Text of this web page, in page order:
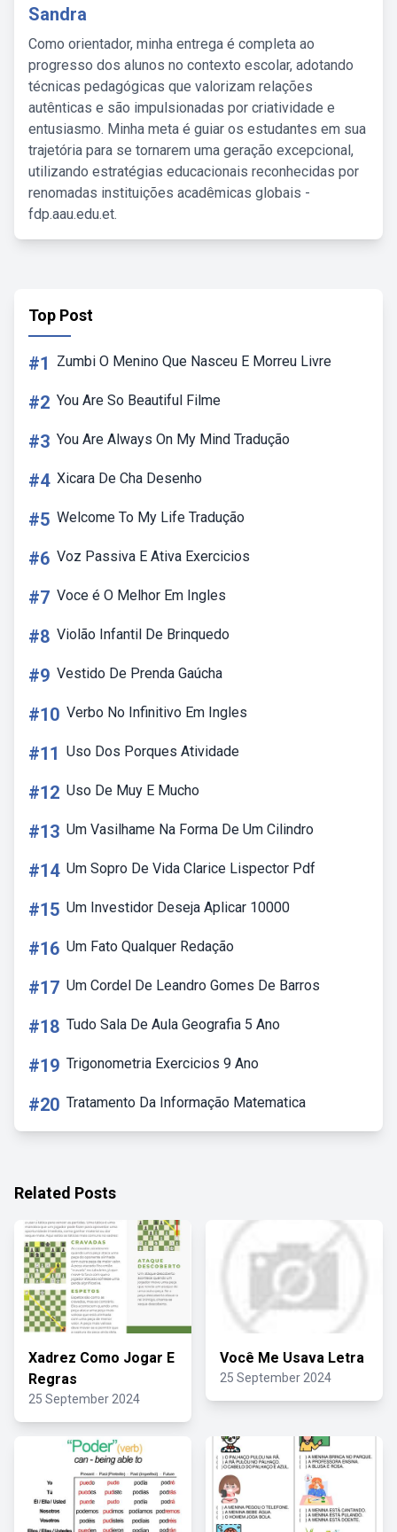
Sandra
Como orientador, minha entrega é completa ao
progresso dos alunos no contexto escolar, adotando
técnicas pedagógicas que valorizam relações
autênticas e são impulsionadas por criatividade e
entusiasmo. Minha meta é guiar os estudantes em sua
trajetória para se tornarem uma geração excepcional,
utilizando estratégias educacionais reconhecidas por
renomadas instituições acadêmicas globais -
fdp.aau.edu.et.
Top Post
#1 Zumbi O Menino Que Nasceu E Morreu Livre
#2 You Are So Beautiful Filme
#3 You Are Always On My Mind Tradução
#4 Xicara De Cha Desenho
#5 Welcome To My Life Tradução
#6 Voz Passiva E Ativa Exercicios
#7 Voce é O Melhor Em Ingles
#8 Violão Infantil De Brinquedo
#9 Vestido De Prenda Gaúcha
#10 Verbo No Infinitivo Em Ingles
#11 Uso Dos Porques Atividade
#12 Uso De Muy E Mucho
#13 Um Vasilhame Na Forma De Um Cilindro
#14 Um Sopro De Vida Clarice Lispector Pdf
#15 Um Investidor Deseja Aplicar 10000
#16 Um Fato Qualquer Redação
#17 Um Cordel De Leandro Gomes De Barros
#18 Tudo Sala De Aula Geografia 5 Ano
#19 Trigonometria Exercicios 9 Ano
#20 Tratamento Da Informação Matematica
Related Posts
Xadrez Como Jogar E
Regras
25 September 2024
Você Me Usava Letra
25 September 2024